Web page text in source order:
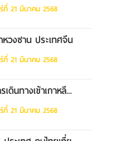
ที่ 21 มีนาคม 2568
หวงซาน ประเทศจีน
ที่ 21 มีนาคม 2568
เดินทางเข้าเกาหลี...
ที่ 21 มีนาคม 2568